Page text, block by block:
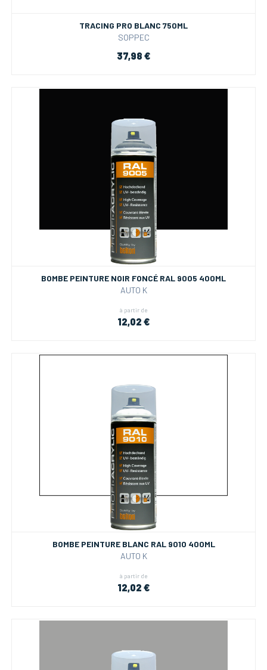
TRACING PRO BLANC 750ML
SOPPEC
37,98 €
BOMBE PEINTURE NOIR FONCÉ RAL 9005 400ML
AUTO K
à partir de
12,02 €
BOMBE PEINTURE BLANC RAL 9010 400ML
AUTO K
à partir de
12,02 €